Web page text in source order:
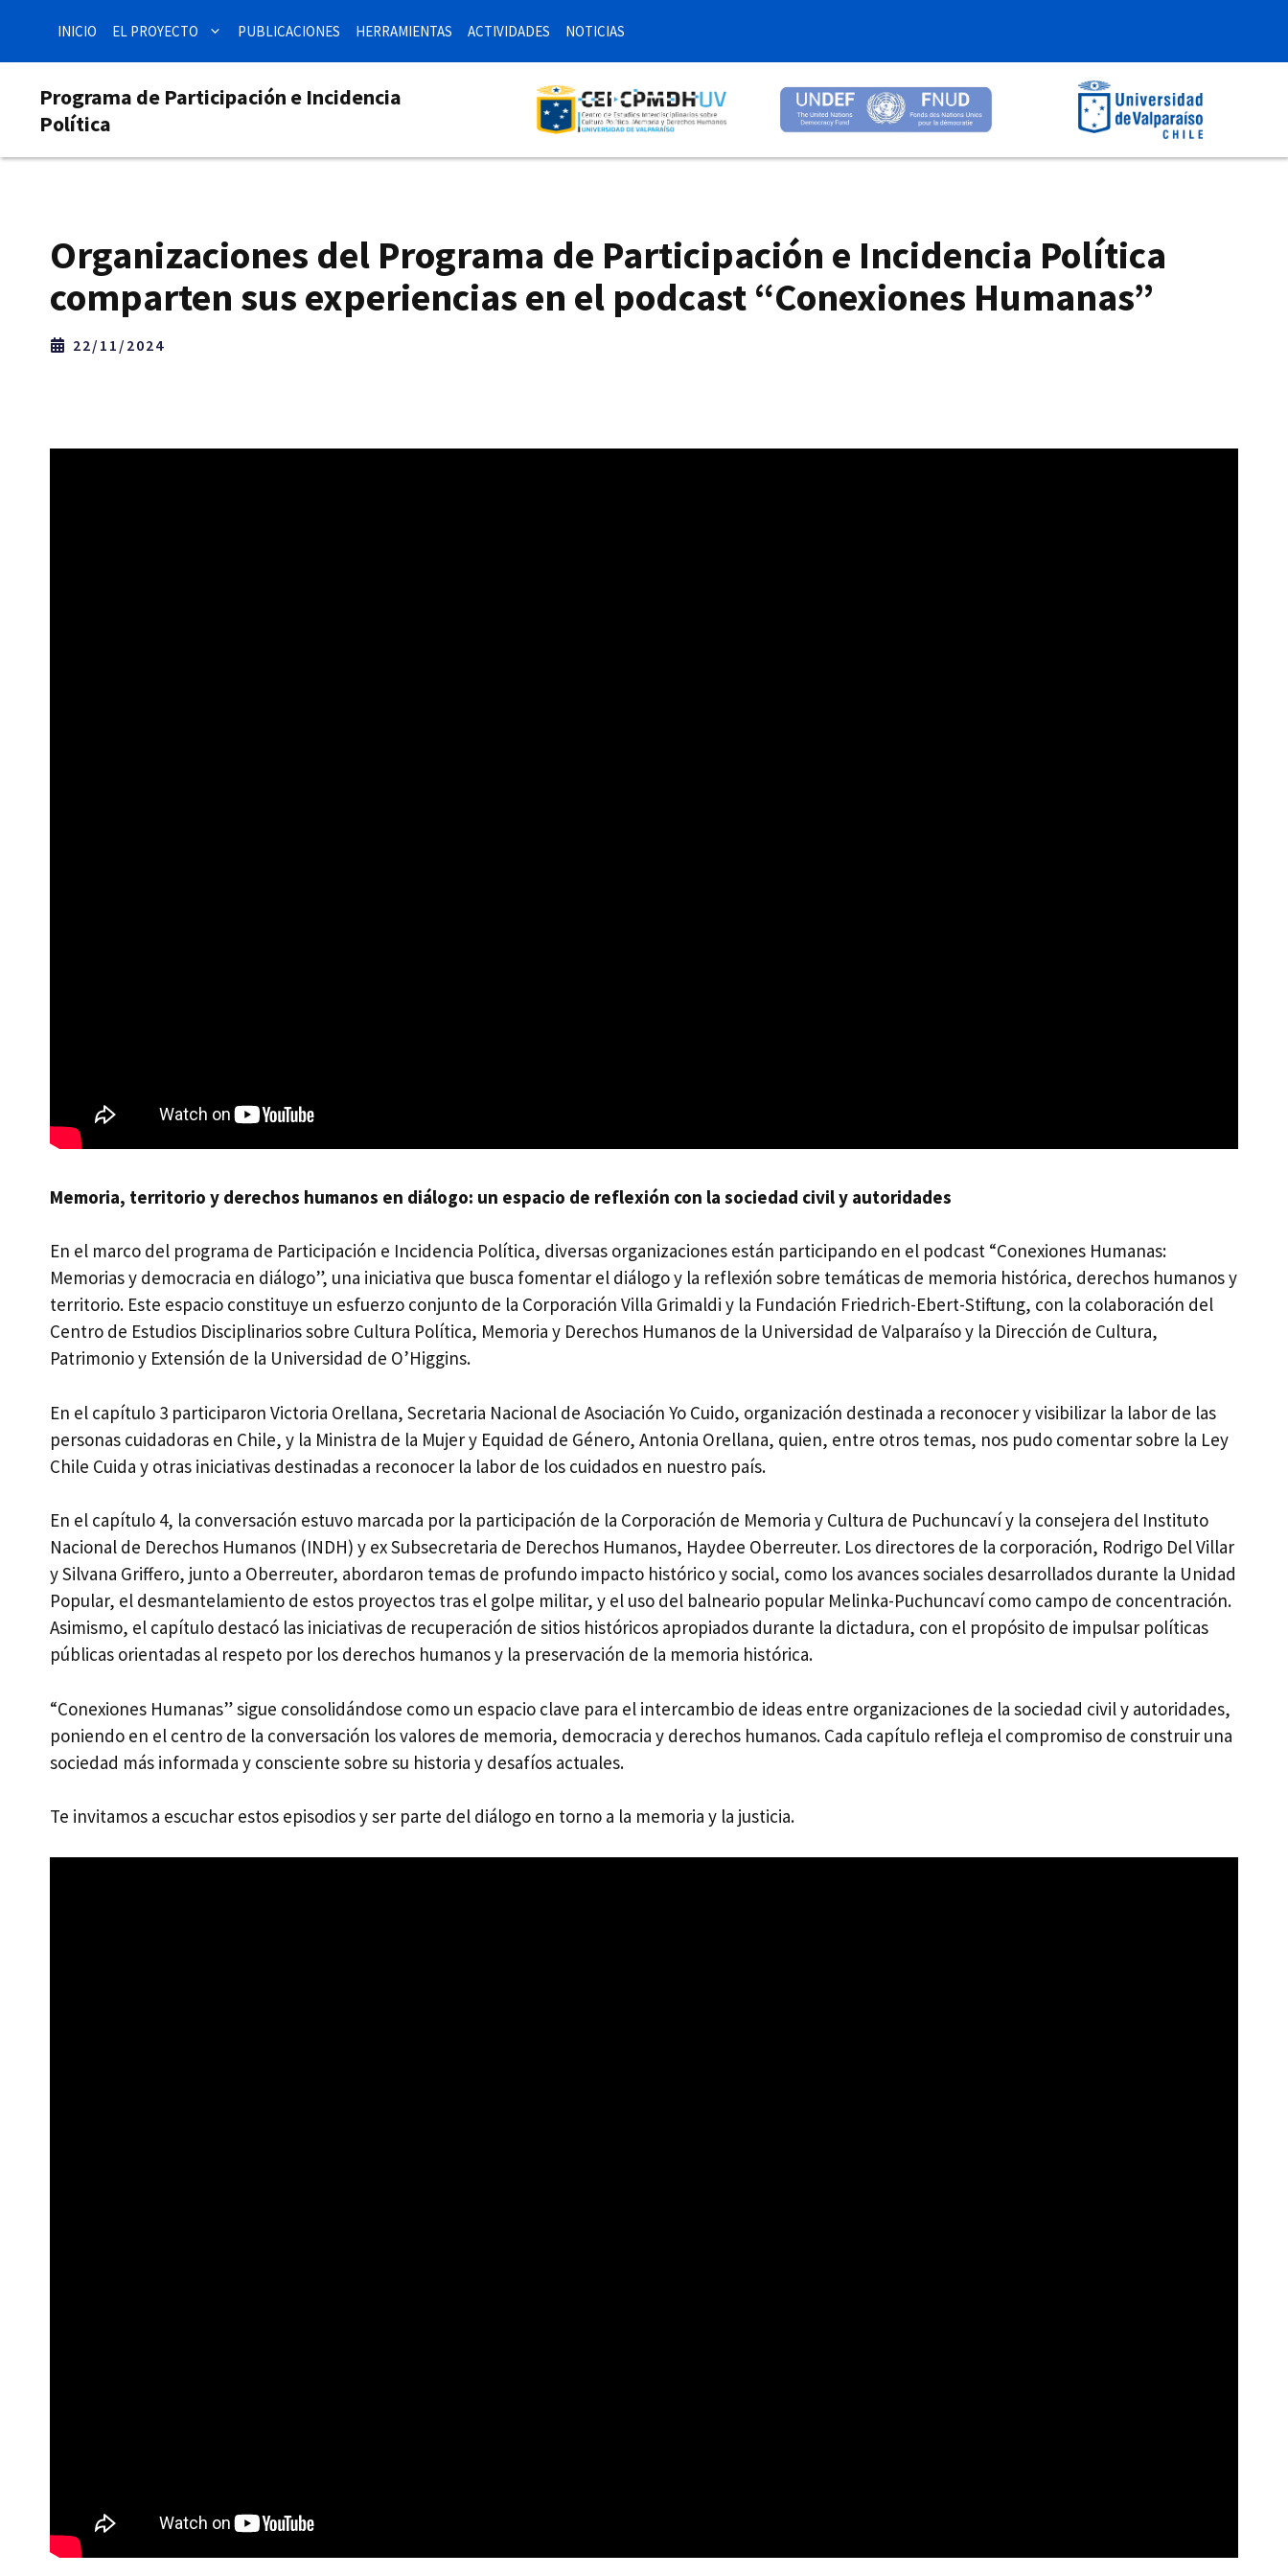
contenido
INICIO EL PROYECTO PUBLICACIONES HERRAMIENTAS ACTIVIDADES NOTICIAS
Programa de Participación e Incidencia
Política
Organizaciones del Programa de Participación e Incidencia Política
comparten sus experiencias en el podcast “Conexiones Humanas”
22/11/2024
Memoria, territorio y derechos humanos en diálogo: un espacio de reflexión con la sociedad civil y autoridades
En el marco del programa de Participación e Incidencia Política, diversas organizaciones están participando en el podcast “Conexiones Humanas:
Memorias y democracia en diálogo”, una iniciativa que busca fomentar el diálogo y la reflexión sobre temáticas de memoria histórica, derechos humanos y
territorio. Este espacio constituye un esfuerzo conjunto de la Corporación Villa Grimaldi y la Fundación Friedrich-Ebert-Stiftung, con la colaboración del
Centro de Estudios Disciplinarios sobre Cultura Política, Memoria y Derechos Humanos de la Universidad de Valparaíso y la Dirección de Cultura,
Patrimonio y Extensión de la Universidad de O’Higgins.
En el capítulo 3 participaron Victoria Orellana, Secretaria Nacional de Asociación Yo Cuido, organización destinada a reconocer y visibilizar la labor de las
personas cuidadoras en Chile, y la Ministra de la Mujer y Equidad de Género, Antonia Orellana, quien, entre otros temas, nos pudo comentar sobre la Ley
Chile Cuida y otras iniciativas destinadas a reconocer la labor de los cuidados en nuestro país.
En el capítulo 4, la conversación estuvo marcada por la participación de la Corporación de Memoria y Cultura de Puchuncaví y la consejera del Instituto
Nacional de Derechos Humanos (INDH) y ex Subsecretaria de Derechos Humanos, Haydee Oberreuter. Los directores de la corporación, Rodrigo Del Villar
y Silvana Griffero, junto a Oberreuter, abordaron temas de profundo impacto histórico y social, como los avances sociales desarrollados durante la Unidad
Popular, el desmantelamiento de estos proyectos tras el golpe militar, y el uso del balneario popular Melinka-Puchuncaví como campo de concentración.
Asimismo, el capítulo destacó las iniciativas de recuperación de sitios históricos apropiados durante la dictadura, con el propósito de impulsar políticas
públicas orientadas al respeto por los derechos humanos y la preservación de la memoria histórica.
“Conexiones Humanas” sigue consolidándose como un espacio clave para el intercambio de ideas entre organizaciones de la sociedad civil y autoridades,
poniendo en el centro de la conversación los valores de memoria, democracia y derechos humanos. Cada capítulo refleja el compromiso de construir una
sociedad más informada y consciente sobre su historia y desafíos actuales.
Te invitamos a escuchar estos episodios y ser parte del diálogo en torno a la memoria y la justicia.